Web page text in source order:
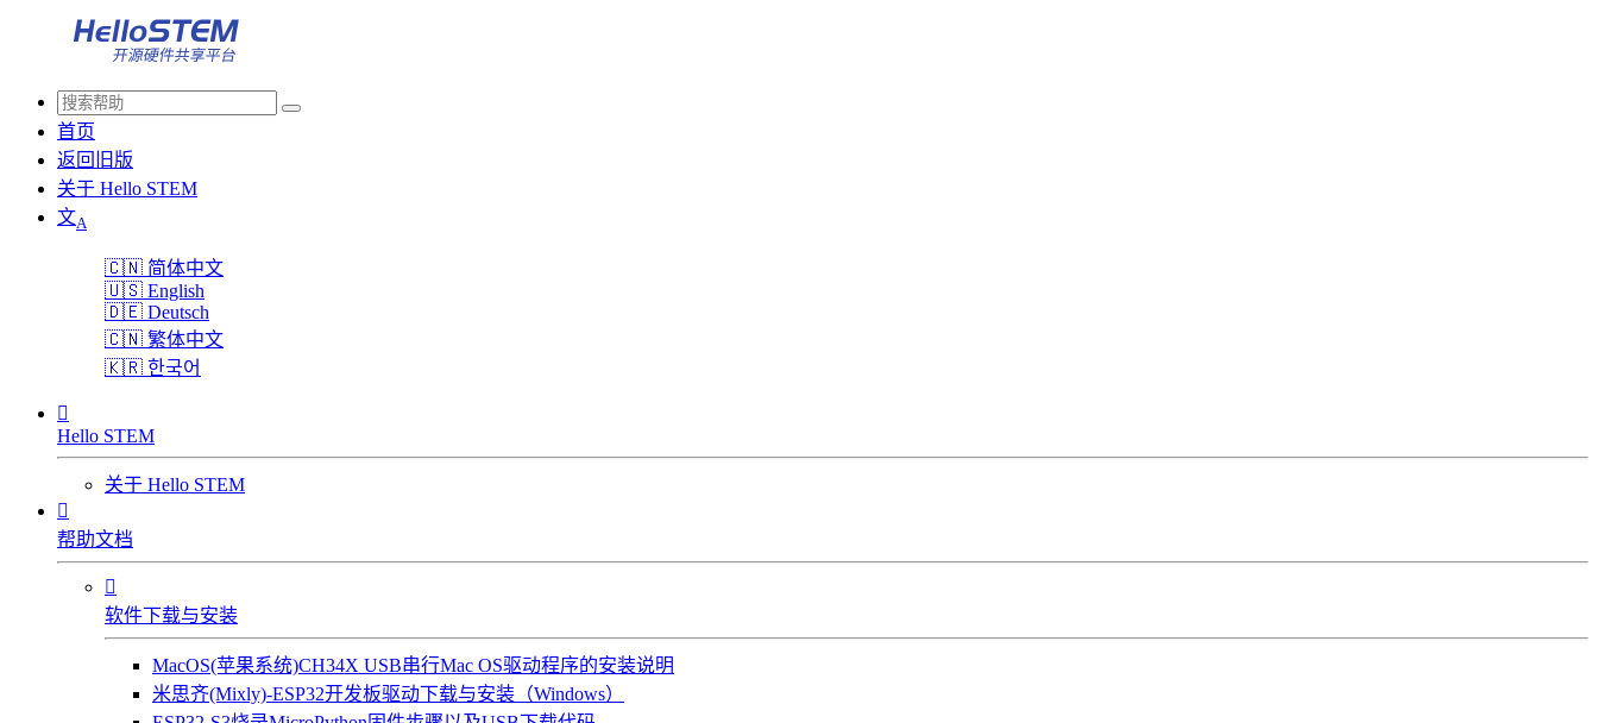
首页
返回旧版
关于 Hello STEM
文A
🇨🇳 简体中文
🇺🇸 English
🇩🇪 Deutsch
🇨🇳 繁体中文
🇰🇷 한국어

Hello STEM
关于 Hello STEM

帮助文档

软件下载与安装
MacOS(苹果系统)CH34X USB串行Mac OS驱动程序的安装说明
米思齐(Mixly)-ESP32开发板驱动下载与安装（Windows）